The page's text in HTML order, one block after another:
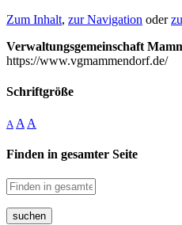
Zum Inhalt, zur Navigation oder
Verwaltungsgemeinschaft
https://www.vgmammendorf.de/
Schriftgröße
A A A
Finden in gesamter Seite
suchen